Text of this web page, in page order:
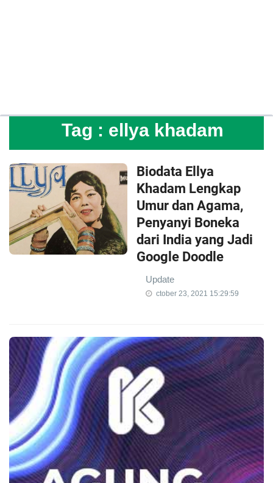
Tag : ellya khadam
Biodata Ellya
Khadam Lengkap
Umur dan Agama,
Penyanyi Boneka
dari India yang Jadi
Google Doodle
Update
ctober 23, 2021 15:29:59